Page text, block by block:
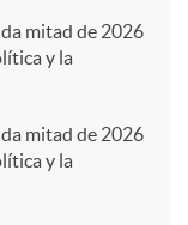
mitad de 2026
y la
mitad de 2026
y la